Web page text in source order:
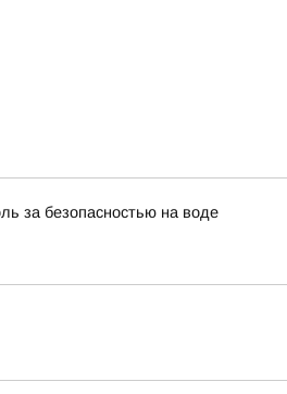
за безопасностью на воде